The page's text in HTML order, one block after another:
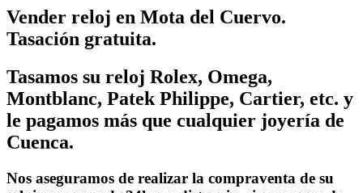
Vender reloj en Mota del Cuervo.
Tasación gratuita.
Tasamos su reloj Rolex, Omega,
Montblanc, Patek Philippe, Cartier, etc. y
le pagamos más que cualquier joyería de
Cuenca.
Nos aseguramos de realizar la compraventa de su